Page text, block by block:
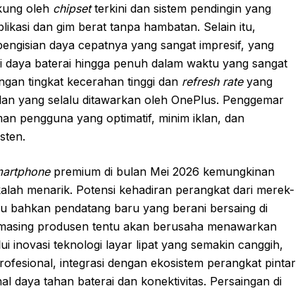
oleh chipsetterkini dan sistem pendingin yang
dan gim berat tanpa hambatan. Selain itu,
daya cepatnya yang sangat impresif, yang
baterai hingga penuh dalam waktu yang sangat
tingkat kecerahan tinggi dan refresh rateyang
yang selalu ditawarkan oleh OnePlus. Penggemar
pengguna yang optimatif, minim iklan, dan
premium di bulan Mei 2026 kemungkinan
menarik. Potensi kehadiran perangkat dari merek-
bahkan pendatang baru yang berani bersaing di
produsen tentu akan berusaha menawarkan
inovasi teknologi layar lipat yang semakin canggih,
integrasi dengan ekosistem perangkat pintar
daya tahan baterai dan konektivitas. Persaingan di